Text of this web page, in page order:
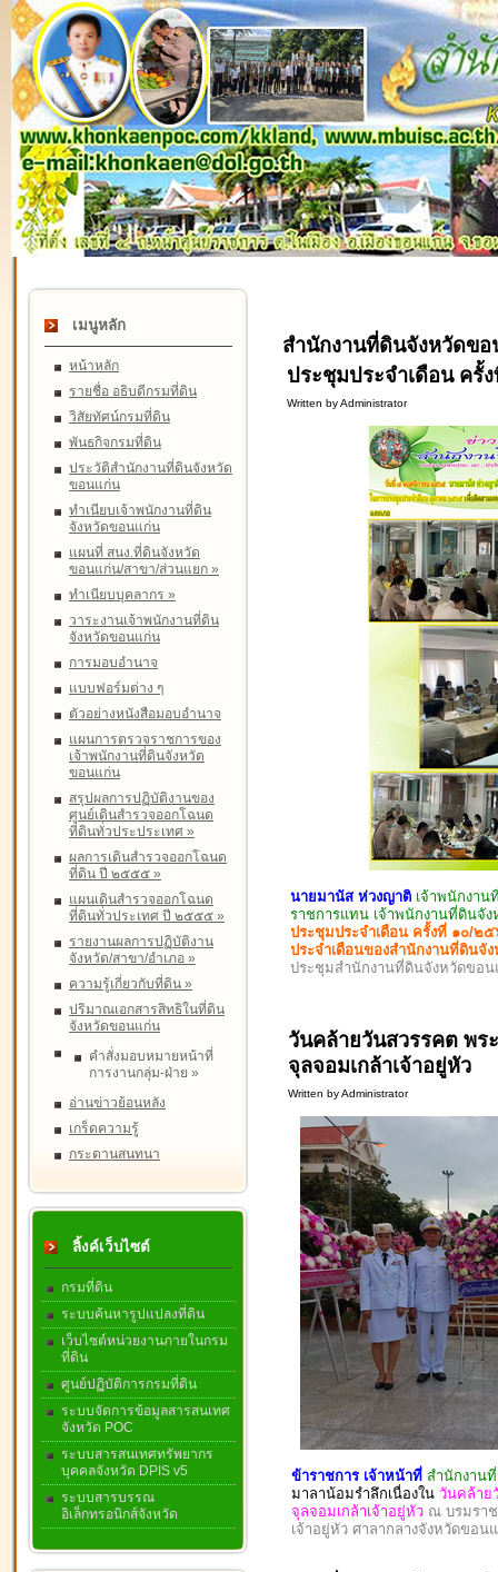
เมนูหลัก
หน้าหลัก
รายชื่อ อธิบดีกรมที่ดิน
วิสัยทัศน์กรมที่ดิน
พันธกิจกรมที่ดิน
ประวัติสำนักงานที่ดินจังหวัด
ขอนแก่น
ทำเนียบเจ้าพนักงานที่ดิน
จังหวัดขอนแก่น
แผนที่ สนง.ที่ดินจังหวัด
ขอนแก่น/สาขา/ส่วนแยก »
ทำเนียบบุคลากร »
วาระงานเจ้าพนักงานที่ดิน
จังหวัดขอนแก่น
การมอบอำนาจ
แบบฟอร์มต่าง ๆ
ตัวอย่างหนังสือมอบอำนาจ
แผนการตรวจราชการของ
เจ้าพนักงานที่ดินจังหวัด
ขอนแก่น
สรุปผลการปฏิบัติงานของ
ศูนย์เดินสำรวจออกโฉนด
ที่ดินทั่วประประเทศ »
ผลการเดินสำรวจออกโฉนด
ที่ดิน ปี ๒๕๕๕ »
แผนเดินสำรวจออกโฉนด
ที่ดินทั่วประเทศ ปี ๒๕๕๕ »
รายงานผลการปฏิบัติงาน
จังหวัด/สาขา/อำเภอ »
ความรู้เกี่ยวกับที่ดิน »
ปริมาณเอกสารสิทธิในที่ดิน
จังหวัดขอนแก่น
คำสั่งมอบหมายหน้าที่
การงานกลุ่ม-ฝ่าย »
อ่านข่าวย้อนหลัง
เกร็ดความรู้
กระดานสนทนา
ลิ้งค์เว็บไซต์
กรมที่ดิน
ระบบค้นหารูปแปลงที่ดิน
เว็บไซต์หน่วยงานภายในกรม
ที่ดิน
ศูนย์ปฏิบัติการกรมที่ดิน
ระบบจัดการข้อมูลสารสนเทศ
จังหวัด POC
ระบบสารสนเทศทรัพยากร
บุคคลจังหวัด DPIS v5
ระบบสารบรรณ
อิเล็กทรอนิกส์จังหวัด
สำนักงานที่ดินจังหวัดข
ประชุมประจำเดือน ครั้ง
Written by Administrator
นายมานัส ห่วงญาติ เจ้าพนักงา
ราชการแทน เจ้าพนักงานที่ดินจั
ประชุมประจำเดือน ครั้งที่ ๑๐/๒
ประจำเดือนของสำนักงานที่ดินจั
ประชุมสำนักงานที่ดินจังหวัดขอ
วันคล้ายวันสวรรคต พร
จุลจอมเกล้าเจ้าอยู่หัว
Written by Administrator
ข้าราชการ เจ้าหน้าที่ สำนักงาน
มาลาน้อมรำลึกเนื่องใน วันคล้าย
จุลจอมเกล้าเจ้าอยู่หัว ณ บรมราช
เจ้าอยู่หัว ศาลากลางจังหวัดขอน